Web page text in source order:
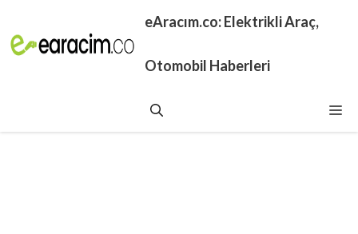
eAracım.co: Elektrikli Araç,
Otomobil Haberleri